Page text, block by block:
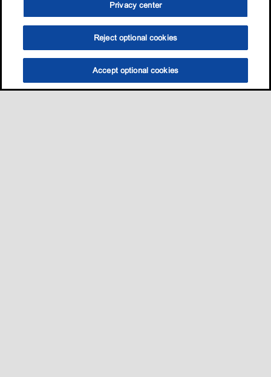
选油助手 查找门店
Privacy center
Reject optional cookies
Accept optional cookies